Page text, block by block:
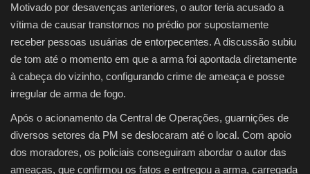
Motivado por desavenças anteriores, o autor teria acusado a
vítima de causar transtornos no prédio por supostamente
receber pessoas usuárias de entorpecentes. A discussão subiu
de tom até o momento em que a arma foi apontada diretamente
à cabeça do vizinho, configurando crime de ameaça e posse
irregular de arma de fogo.
Após o acionamento da Central de Operações, guarnições de
diversos setores da PM se deslocaram até o local. Com apoio
dos moradores, os policiais conseguiram abordar o autor das
ameaças, que confirmou os fatos e entregou a arma, carregada